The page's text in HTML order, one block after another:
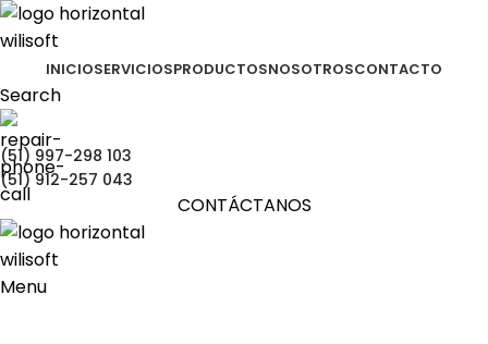
INICIOSERVICIOSPRODUCTOSNOSOTROSCONTACTO
Search
(51) 997-298 103
(51) 912-257 043
CONTÁCTANOS
Menu